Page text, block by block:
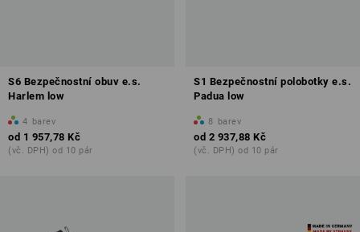
S6 Bezpečnostní obuv e.s.
Harlem low
4 barev
od 1 957,78 Kč
(vč. DPH) od 10 pár
S1 Bezpečnostní polobotky e.s.
Padua low
8 barev
od 2 937,88 Kč
(vč. DPH) od 10 pár